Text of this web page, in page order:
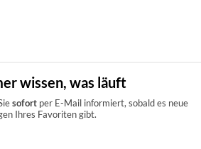
wissen, was läuft
sofort per E-Mail informiert, sobald es neue
Ihres Favoriten gibt.